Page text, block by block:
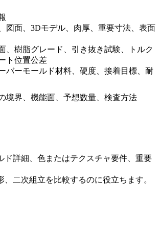
図面、3Dモデル、肉厚、重要寸法、表面
、樹脂グレード、引き抜き試験、トルク
ト位置公差
バーモールド材料、硬度、接着目標、耐
境界、機能面、予想数量、検査方法
詳細、色またはテクスチャ要件、重要
二次組立を比較するのに役立ちます。